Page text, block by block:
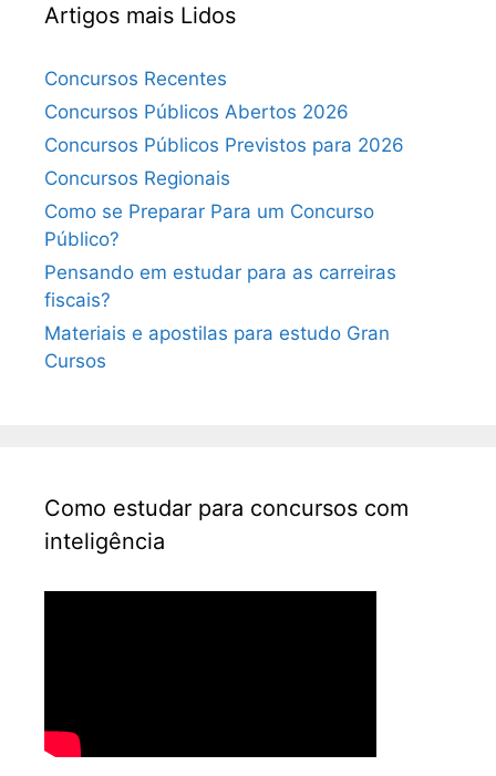
Artigos mais Lidos
Concursos Recentes
Concursos Públicos Abertos 2026
Concursos Públicos Previstos para 2026
Concursos Regionais
Como se Preparar Para um Concurso
Público?
Pensando em estudar para as carreiras
fiscais?
Materiais e apostilas para estudo Gran
Cursos
Como estudar para concursos com
inteligência